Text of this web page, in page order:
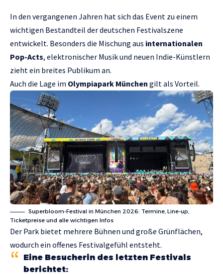
In den vergangenen Jahren hat sich das Event zu einem
wichtigen Bestandteil der deutschen Festivalszene
entwickelt. Besonders die Mischung aus internationalen
Pop-Acts, elektronischer Musik und neuen Indie-Künstlern
zieht ein breites Publikum an.
Auch die Lage im Olympiapark München gilt als Vorteil.
Superbloom-Festival in München 2026: Termine, Line-up,
Ticketpreise und alle wichtigen Infos
Der Park bietet mehrere Bühnen und große Grünflächen,
wodurch ein offenes Festivalgefühl entsteht.
Eine Besucherin des letzten Festivals
berichtet: